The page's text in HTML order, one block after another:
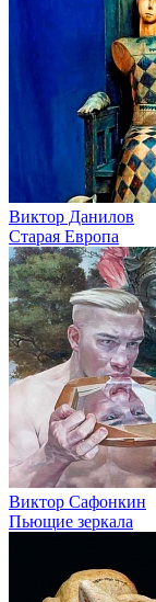
Виктор Данилов
Старая Европа
Виктор Сафонкин
Пьющие зеркала